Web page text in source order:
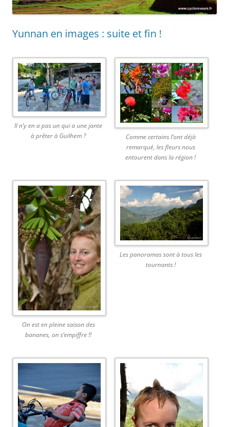
Yunnan en images : suite et fin !
Il n’y en a pas un qui a une jante
à prêter à Guilhem ?
Comme certains l’ont déjà
remarqué, les fleurs nous
entourent dans la région !
On est en pleine saison des
bananes, on s’empiffre !!
Les panoramas sont à tous les
tournants !